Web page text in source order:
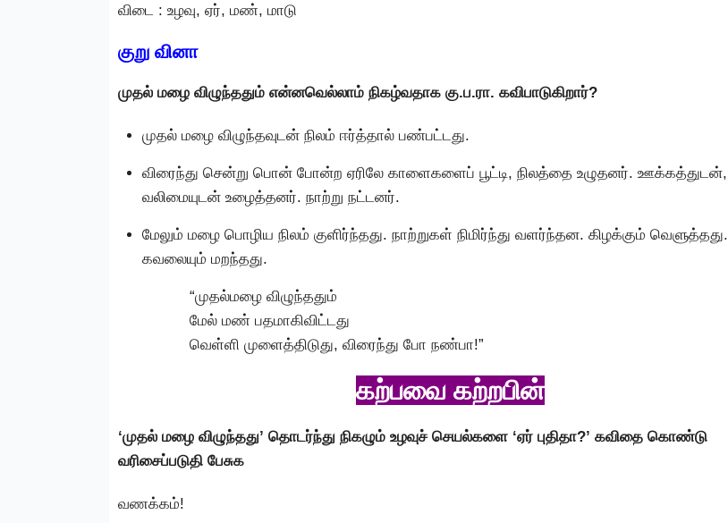
விடை : உழவு, ஏர், மண், மாடு
குறு வினா
முதல் மழை விழுந்ததும் என்னவெல்லாம் நிகழ்வதாக கு.ப.ரா. கவிபாடுகிறார்?
முதல் மழை விழுந்தவுடன் நிலம் ஈர்த்தால் பண்பட்டது.
விரைந்து சென்று பொன் போன்ற ஏரிலே காளைகளைப் பூட்டி, நிலத்தை உழுதனர். ஊக்கத்துடன்,
வலிமையுடன் உழைத்தனர். நாற்று நட்டனர்.
மேலும் மழை பொழிய நிலம் குளிர்ந்தது. நாற்றுகள் நிமிர்ந்து வளர்ந்தன. கிழக்கும் வெளுத்தது.
கவலையும் மறந்தது.
“முதல்மழை விழுந்ததும்
மேல் மண் பதமாகிவிட்டது
வெள்ளி முளைத்திடுது, விரைந்து போ நண்பா!”
கற்பவை கற்றபின்
‘முதல் மழை விழுந்தது’ தொடர்ந்து நிகழும் உழவுச் செயல்களை ‘ஏர் புதிதா?’ கவிதை கொண்டு
வரிசைப்படுதி பேசுக
வணக்கம்!